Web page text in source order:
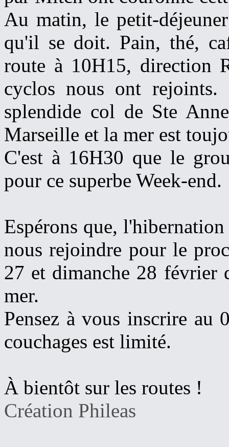
Au matin, le petit-
qu'il se doit. Pain, thé,
route à 10H15, direction
cyclos nous ont
splendide col de Ste
Marseille et la mer est
C'est à 16H30 que le
pour ce superbe Week-end.
Espérons que,
nous rejoindre pour le
27 et dimanche 28 février
mer.
Pensez à vous inscrire
couchages est limité.
À bientôt sur les routes !
Création Phileas